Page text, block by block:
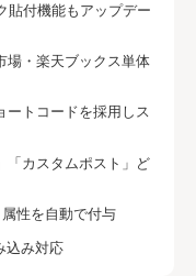
貼付機能もアップデー
場・楽天ブックス単体
ートコードを採用しス
「カスタムポスト」ど
性を自動で付与
込み対応